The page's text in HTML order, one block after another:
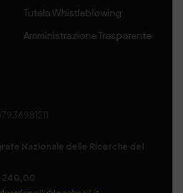
Tutela Whistleblowing
Amministrazione Trasparente
Nazionale delle Ricerche del